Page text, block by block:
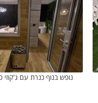
נופש בנוף כנרת עם